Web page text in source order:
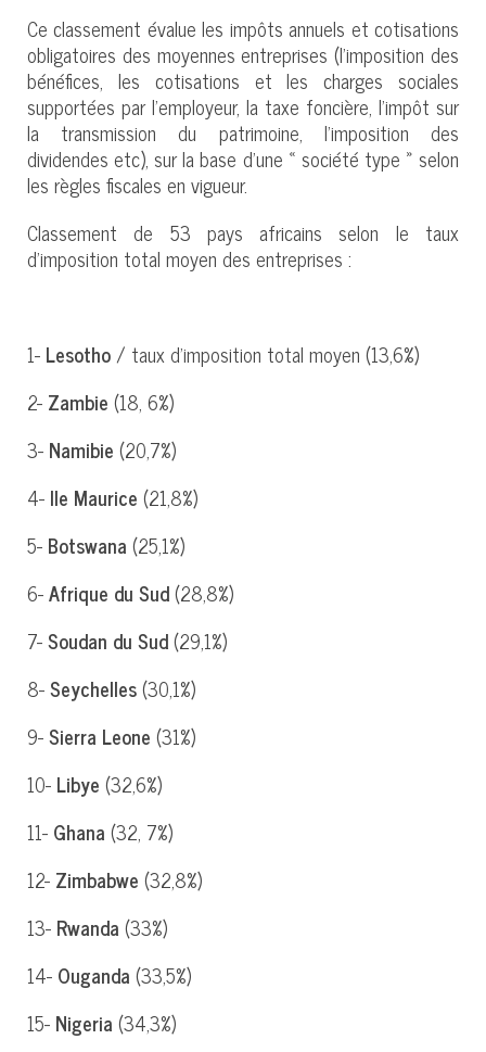
Ce classement évalue les impôts annuels et cotisations
obligatoires des moyennes entreprises (l’imposition des
bénéfices, les cotisations et les charges sociales
supportées par l'employeur, la taxe foncière, l'impôt sur
la transmission du patrimoine, l'imposition des
dividendes etc), sur la base d’une « société type » selon
les règles fiscales en vigueur.
Classement de 53 pays africains selon le taux
d’imposition total moyen des entreprises :
1- Lesotho/ taux d’imposition total moyen (13,6%)
2- Zambie (18, 6%)
3- Namibie (20,7%)
4- Ile Maurice (21,8%)
5- Botswana (25,1%)
6-Afrique du Sud(28,8%)
7-Soudan du Sud(29,1%)
8-Seychelles(30,1%)
9-Sierra Leone (31%)
10- Libye (32,6%)
11- Ghana (32, 7%)
12- Zimbabwe (32,8%)
13- Rwanda (33%)
14- Ouganda (33,5%)
15- Nigeria (34,3%)